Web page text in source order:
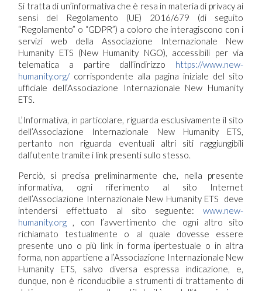
Si tratta di un’informativa che è resa in materia di privacy ai
sensi del Regolamento (UE) 2016/679 (di seguito
“Regolamento” o “GDPR”) a coloro che interagiscono con i
servizi web della Associazione Internazionale New
Humanity ETS (New Humanity NGO), accessibili per via
telematica a partire dall’indirizzo https://www.new-
humanity.org/corrispondente alla pagina iniziale del sito
ufficiale dell’Associazione Internazionale New Humanity
ETS.
L’Informativa, in particolare, riguarda esclusivamente il sito
dell’Associazione Internazionale New Humanity ETS,
pertanto non riguarda eventuali altri siti raggiungibili
dall’utente tramite i link presenti sullo stesso.
Perciò, si precisa preliminarmente che, nella presente
informativa, ogni riferimento al sito Internet
dell’Associazione Internazionale New Humanity ETS deve
intendersi effettuato al sito seguente:www.new-
humanity.org , con l’avvertimento che ogni altro sito
richiamato testualmente o al quale dovesse essere
presente uno o più link in forma ipertestuale o in altra
forma, non appartiene a l’Associazione Internazionale New
Humanity ETS, salvo diversa espressa indicazione, e,
dunque, non è riconducibile a strumenti di trattamento di